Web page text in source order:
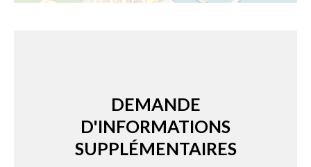
DEMANDE
D'INFORMATIONS
SUPPLÉMENTAIRES